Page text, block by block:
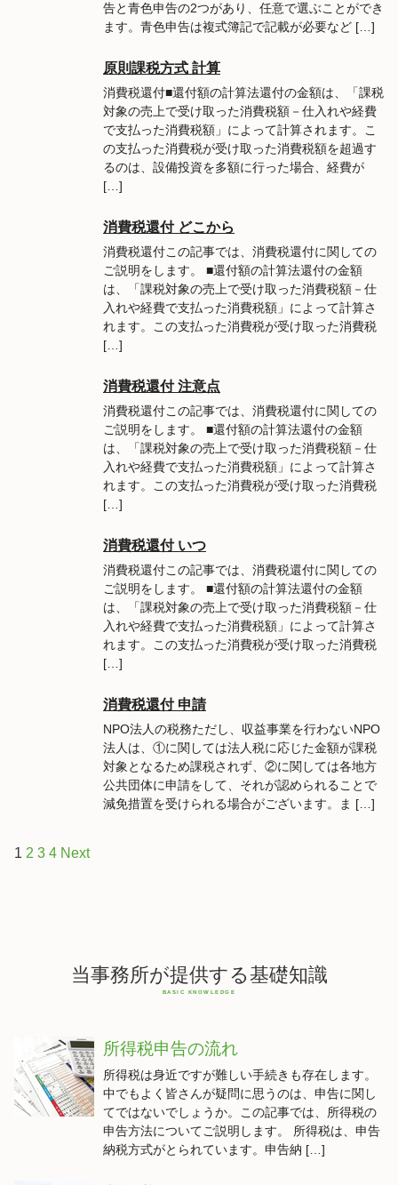
告と青色申告の2つがあり、任意で選ぶことができ
ます。青色申告は複式簿記で記載が必要など […]
原則課税方式 計算
消費税還付■還付額の計算法還付の金額は、「課税
対象の売上で受け取った消費税額－仕入れや経費
で支払った消費税額」によって計算されます。こ
の支払った消費税が受け取った消費税額を超過す
るのは、設備投資を多額に行った場合、経費が
[…]
消費税還付 どこから
消費税還付この記事では、消費税還付に関しての
ご説明をします。 ■還付額の計算法還付の金額
は、「課税対象の売上で受け取った消費税額－仕
入れや経費で支払った消費税額」によって計算さ
れます。この支払った消費税が受け取った消費税
[…]
消費税還付 注意点
消費税還付この記事では、消費税還付に関しての
ご説明をします。 ■還付額の計算法還付の金額
は、「課税対象の売上で受け取った消費税額－仕
入れや経費で支払った消費税額」によって計算さ
れます。この支払った消費税が受け取った消費税
[…]
消費税還付 いつ
消費税還付この記事では、消費税還付に関しての
ご説明をします。 ■還付額の計算法還付の金額
は、「課税対象の売上で受け取った消費税額－仕
入れや経費で支払った消費税額」によって計算さ
れます。この支払った消費税が受け取った消費税
[…]
消費税還付 申請
NPO法人の税務ただし、収益事業を行わないNPO
法人は、①に関しては法人税に応じた金額が課税
対象となるため課税されず、②に関しては各地方
公共団体に申請をして、それが認められることで
減免措置を受けられる場合がございます。ま […]
1 2 3 4 Next
当事務所が提供する基礎知識
所得税申告の流れ
所得税は身近ですが難しい手続きも存在します。
中でもよく皆さんが疑問に思うのは、申告に関し
てではないでしょうか。この記事では、所得税の
申告方法についてご説明します。 所得税は、申告
納税方式がとられています。申告納 […]